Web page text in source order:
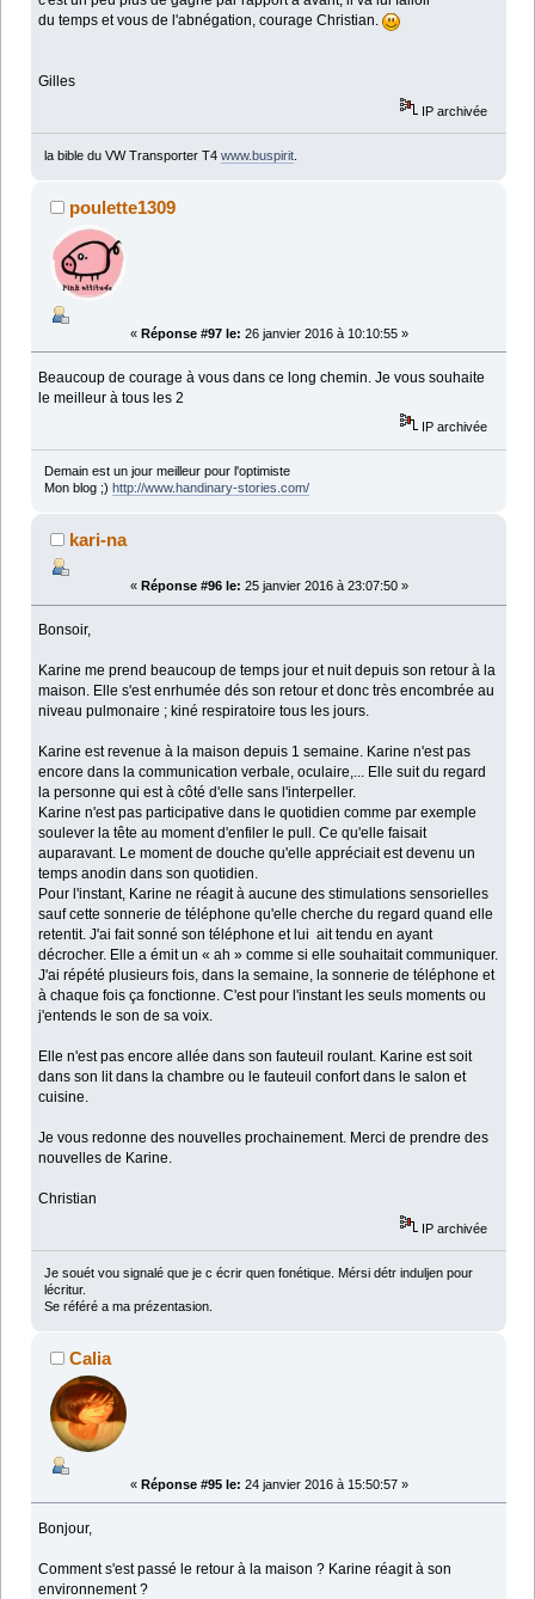
du temps et vous de l'abnégation, courage Christian.
Gilles
IP archivée
la bible du VW Transporter T4 www.buspirit.
poulette1309
« Réponse #97 le: 26 janvier 2016 à 10:10:55 »
Beaucoup de courage à vous dans ce long chemin. Je vous souhaite
le meilleur à tous les 2
IP archivée
Demain est un jour meilleur pour l'optimiste
Mon blog ;) http://www.handinary-stories.com/
kari-na
« Réponse #96 le: 25 janvier 2016 à 23:07:50 »
Bonsoir,
Karine me prend beaucoup de temps jour et nuit depuis son retour à la
maison. Elle s'est enrhumée dés son retour et donc très encombrée au
niveau pulmonaire ; kiné respiratoire tous les jours.
Karine est revenue à la maison depuis 1 semaine. Karine n'est pas
encore dans la communication verbale, oculaire,... Elle suit du regard
la personne qui est à côté d'elle sans l'interpeller.
Karine n'est pas participative dans le quotidien comme par exemple
soulever la tête au moment d'enfiler le pull. Ce qu'elle faisait
auparavant. Le moment de douche qu'elle appréciait est devenu un
temps anodin dans son quotidien.
Pour l'instant, Karine ne réagit à aucune des stimulations sensorielles
sauf cette sonnerie de téléphone qu'elle cherche du regard quand elle
retentit. J'ai fait sonné son téléphone et lui ait tendu en ayant
décrocher. Elle a émit un « ah » comme si elle souhaitait communiquer.
J'ai répété plusieurs fois, dans la semaine, la sonnerie de téléphone et
à chaque fois ça fonctionne. C'est pour l'instant les seuls moments ou
j'entends le son de sa voix.
Elle n'est pas encore allée dans son fauteuil roulant. Karine est soit
dans son lit dans la chambre ou le fauteuil confort dans le salon et
cuisine.
Je vous redonne des nouvelles prochainement. Merci de prendre des
nouvelles de Karine.
Christian
IP archivée
Je souét vou signalé que je c écrir quen fonétique. Mérsi détr induljen pour
lécritur.
Se référé a ma prézentasion.
Calia
« Réponse #95 le: 24 janvier 2016 à 15:50:57 »
Bonjour,
Comment s'est passé le retour à la maison ? Karine réagit à son
environnement ?